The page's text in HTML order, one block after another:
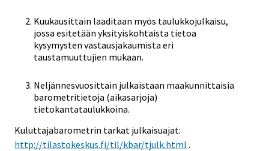
Kuukausittain laaditaan myös taulukkojulkaisu,
jossa esitetään yksityiskohtaista tietoa
kysymysten vastausjakaumista eri
taustamuuttujien mukaan.
Neljännesvuosittain julkaistaan maakunnittaisia
barometritietoja (aikasarjoja)
tietokantataulukkoina.
Kuluttajabarometrin tarkat julkaisuajat:
http://tilastokeskus.fi/til/kbar/tjulk.html .